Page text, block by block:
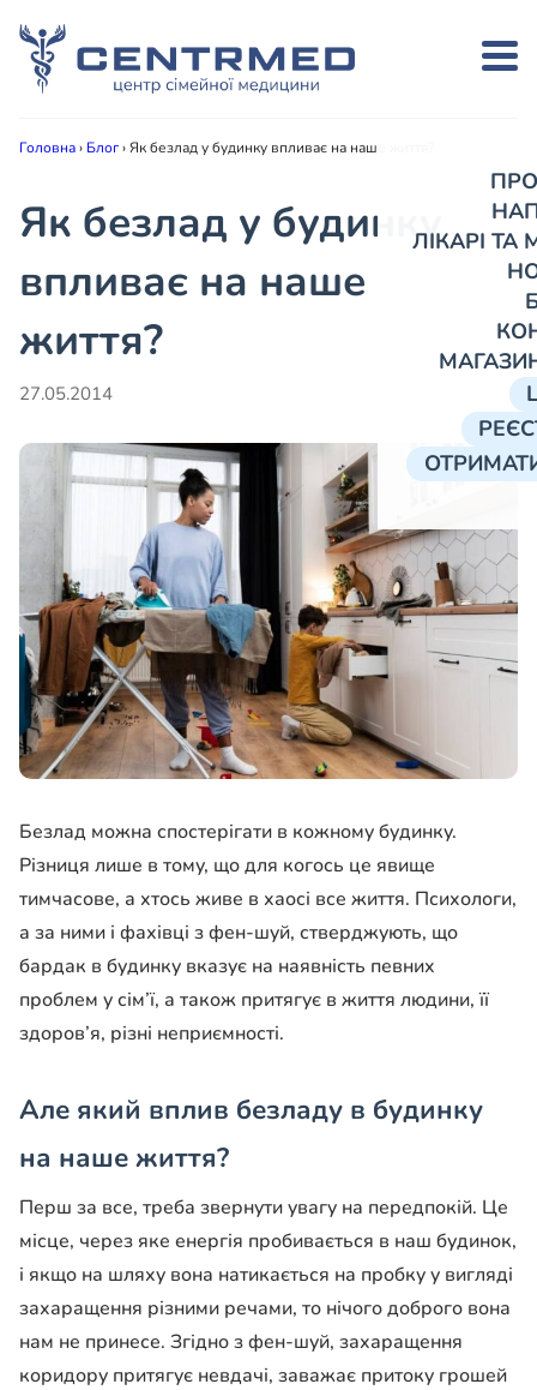
ЛІКАРІ
Головна› Блог›Як безлад у будинку впливає на наше життя?
Як безлад у будинку
впливає на наше
життя?
27.05.2014
Безлад можна спостерігати в кожному будинку.
Різниця лише в тому, що для когось це явище
тимчасове, а хтось живе в хаосі все життя. Психологи,
а за ними і фахівці з фен-шуй, стверджують, що
бардак в будинку вказує на наявність певних
проблем у сім’ї, а також притягує в життя людини, її
здоров’я, різні неприємності.
Але який вплив безладу в будинку
на наше життя?
Перш за все, треба звернути увагу на передпокій. Це
місце, через яке енергія пробивається в наш будинок,
і якщо на шляху вона натикається на пробку у вигляді
захаращення різними речами, то нічого доброго вона
нам не принесе. Згідно з фен-шуй, захаращення
коридору притягує невдачі, заважає притоку грошей